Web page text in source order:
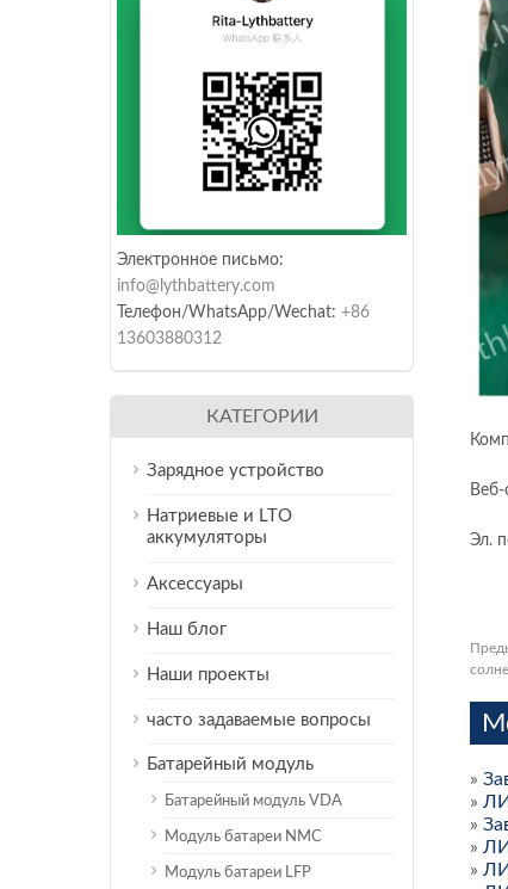
Эл.
»
»
»
»
»
Электронное письмо:
info@lythbattery.com
Телефон/WhatsApp/Wechat: +86
13603880312
КАТЕГОРИИ
Зарядное устройство
Натриевые и LTO
аккумуляторы
Аксессуары
Наш блог
Наши проекты
часто задаваемые вопросы
Батарейный модуль
Батарейный модуль VDA
Модуль батареи NMC
Модуль батареи LFP